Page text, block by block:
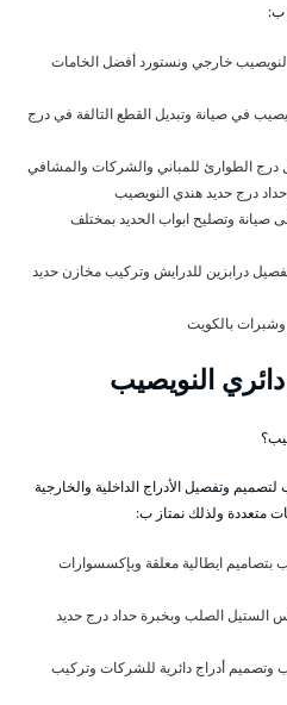
ب:
خارجي ونستورد أفضل الخامات
في صيانة وتبديل القطع التالفة في درج
درج الطوارئ للمباني والشركات والمشافي
درج حديد هندي النويصيب
صيانة وتصليح ابواب الحديد بمختلف
درابزين للدرايش وتركيب مخازن حديد
بالكويت
النويصيب
وتفصيل الأدراج الداخلية والخارجية
متعددة ولذلك نمتاز ب:
ايطالية معلقة وبإكسسوارات
الستيل الصلب وبخبرة حداد درج حديد
وتصميم أدراج دائرية للشركات وتركيب